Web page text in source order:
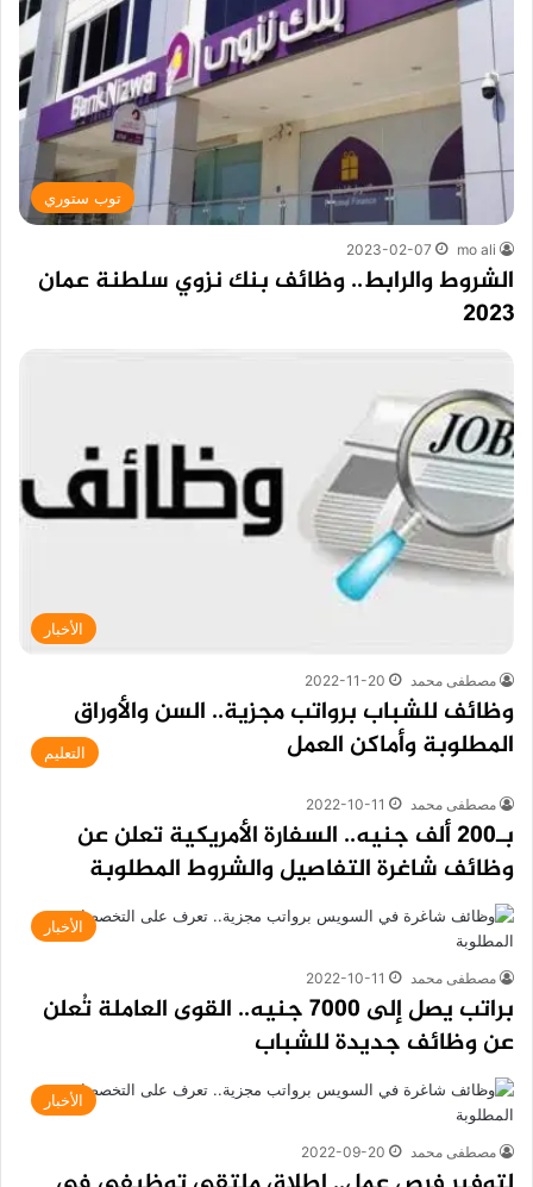
توب ستوري
mo ali
2023-02-07
الشروط والرابط.. وظائف بنك نزوي سلطنة عمان
2023
الأخبار
مصطفى محمد 2022-11-20
وظائف للشباب برواتب مجزية.. السن والأوراق
المطلوبة وأماكن العمل
التعليم
مصطفى محمد 2022-10-11
بـ200 ألف جنيه.. السفارة الأمريكية تعلن عن
وظائف شاغرة التفاصيل والشروط المطلوبة
الأخبار
مصطفى محمد 2022-10-11
براتب يصل إلى 7000 جنيه.. القوى العاملة تُعلن
عن وظائف جديدة للشباب
الأخبار
مصطفى محمد 2022-09-20